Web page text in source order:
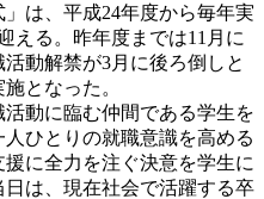
は、平成24年度から毎年実
える。昨年度までは11月に
動解禁が3月に後ろ倒しと
となった。
動に臨む仲間である学生を
ひとりの就職意識を高める
に全力を注ぐ決意を学生に
は、現在社会で活躍する卒